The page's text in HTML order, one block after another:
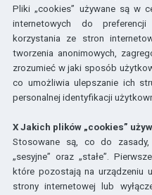
Pliki „cookies” używane są w
internetowych do
korzystania ze stron
tworzenia anonimowych,
zrozumieć w jaki sposób
co umożliwia ulepszanie ich
personalnej identyfikacji
X Jakich plików „cookies”
Stosowane są, co do
„sesyjne” oraz „stałe”.
które pozostają na urządzeniu
strony internetowej lub